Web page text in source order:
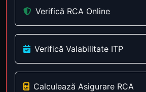
Verifică RCA Online
Verifică Valabilitate ITP
Calculează Asigurare RCA